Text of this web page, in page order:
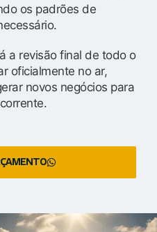
os padrões de
a revisão final de todo o
oficialmente no ar,
novos negócios para